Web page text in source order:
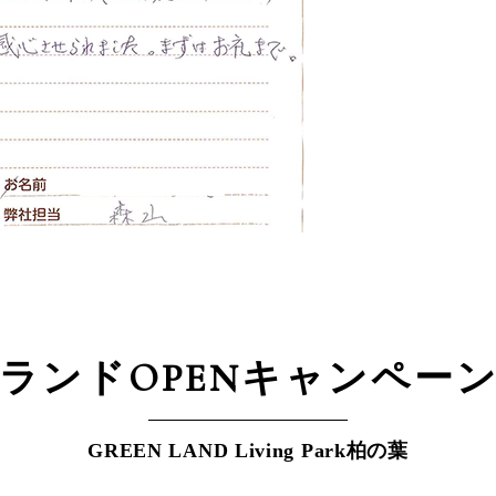
ンドOPENキャンペー
GREEN LAND Living Park柏の葉